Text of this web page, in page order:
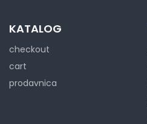
KATALOG
checkout
cart
prodavnica